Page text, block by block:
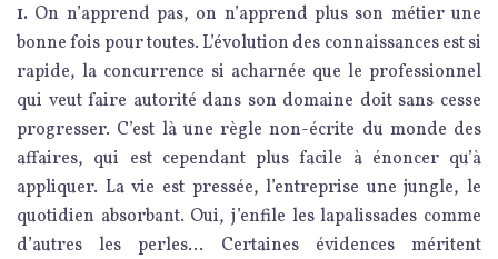
1. On n’apprend pas, on n’apprend plus son métier une
bonne fois pour toutes. L’évolution des connaissances est si
rapide, la concurrence si acharnée que le professionnel
qui veut faire autorité dans son domaine doit sans cesse
progresser. C’est là une règle non-écrite du monde des
affaires, qui est cependant plus facile à énoncer qu’à
appliquer. La vie est pressée, l’entreprise une jungle, le
quotidien absorbant. Oui, j’enfile les lapalissades comme
d’autres les perles… Certaines évidences méritent